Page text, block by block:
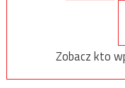
Zobacz kto